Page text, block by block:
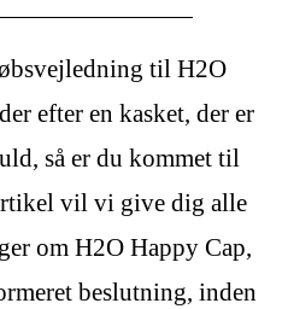
til H2O
efter en kasket, der er
så er du kommet til
vil vi give dig alle
om H2O Happy Cap,
beslutning, inden